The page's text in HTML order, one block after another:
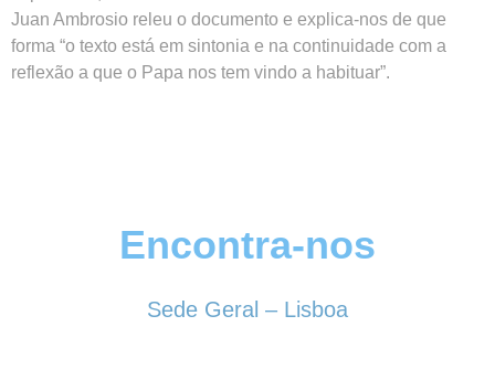
Juan Ambrosio releu o documento e explica-nos de que
forma “o texto está em sintonia e na continuidade com a
reflexão a que o Papa nos tem vindo a habituar”.
Encontra-nos
Sede Geral – Lisboa